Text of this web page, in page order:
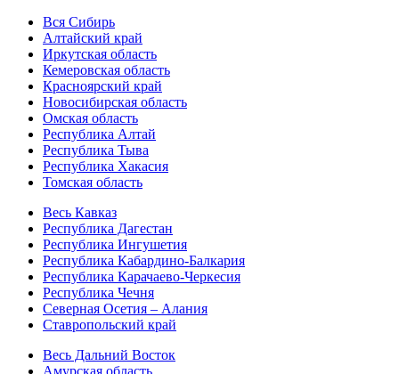
Вся Сибирь
Алтайский край
Иркутская область
Кемеровская область
Красноярский край
Новосибирская область
Омская область
Республика Алтай
Республика Тыва
Республика Хакасия
Томская область
Весь Кавказ
Республика Дагестан
Республика Ингушетия
Республика Кабардино-Балкария
Республика Карачаево-Черкесия
Республика Чечня
Северная Осетия – Алания
Ставропольский край
Весь Дальний Восток
Амурская область